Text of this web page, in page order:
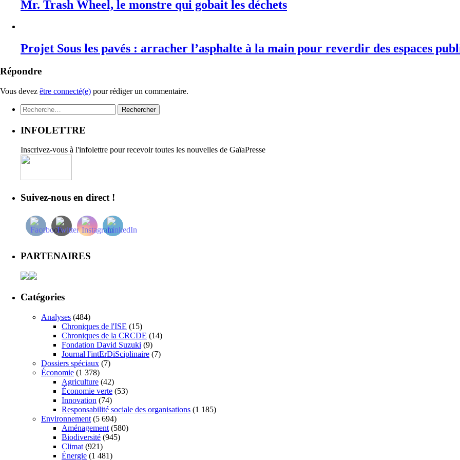
Mr. Trash Wheel, le monstre qui gobait les déchets
Projet Sous les pavés : arracher l’asphalte à la main pour reverdir des espaces
Répondre
Vous devez être connecté(e) pour rédiger un commentaire.
Rechercher :
INFOLETTRE
Inscrivez-vous à l'infolettre pour recevoir toutes les nouvelles de GaïaPresse
Suivez-nous en direct !
PARTENAIRES
Catégories
Analyses (484)
Chroniques de l'ISE (15)
Chroniques de la CRCDE (14)
Fondation David Suzuki (9)
Journal l'intErDiSciplinaire (7)
Dossiers spéciaux (7)
Économie (1 378)
Agriculture (42)
Économie verte (53)
Innovation (74)
Responsabilité sociale des organisations (1 185)
Environnement (5 694)
Aménagement (580)
Biodiversité (945)
Climat (921)
Énergie (1 481)